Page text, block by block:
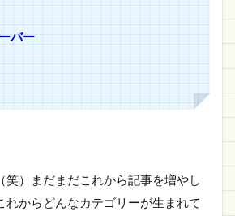
バー
笑）まだまだこれから記事を増やし
れからどんなカテゴリーが生まれて